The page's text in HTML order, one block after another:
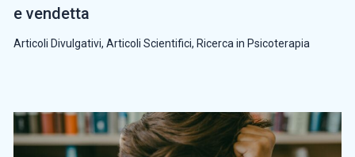
e vendetta
Articoli Divulgativi, Articoli Scientifici, Ricerca in Psicoterapia